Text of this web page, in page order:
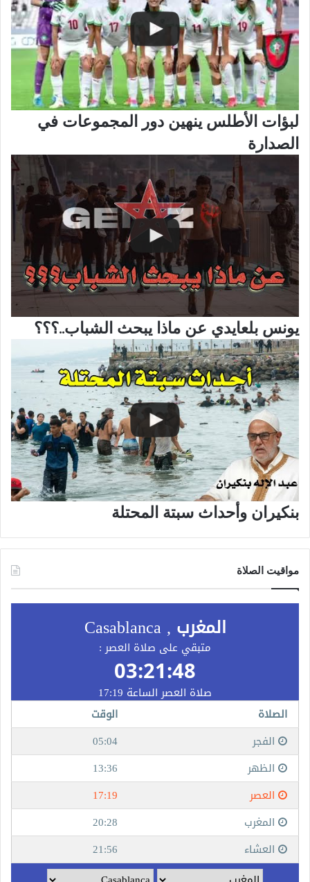
لبؤات الأطلس ينهين دور المجموعات في
الصدارة
يونس بلعايدي عن ماذا يبحث الشباب..؟؟؟
بنكيران وأحداث سبتة المحتلة
مواقيت الصلاة